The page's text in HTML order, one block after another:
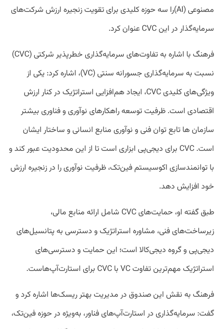
مصنوعی (AI)را سه حوزه کلیدی برای تقویت زنجیره ارزش شرکت‌های
سرمایه‌گذار در این CVC عنوان کرد.
فرهنگ با اشاره به تفاوت‌های سرمایه‌گذاری خطرپذیر شرکتی (CVC)
نسبت به سرمایه‌گذاری جسورانه سنتی (VC)، اشاره کرد: یکی از
ویژگی‌های کلیدی CVC، ایجاد هم‌افزایی استراتژیک در کنار ارزش
اقتصادی است. ظرفیت توسعه راهکارهای نوآوری و فناوری بیشتر
سازمان ها تابع توان فنی و نوآوری منابع انسانی و ساختار ایشان
است. CVC برای دیجی‌پی ابزاری است تا از این محدودیت عبور کند و
با توانمندسازی اکوسیستم فین‌تک، ظرفیت نوآوری را در زنجیره ارزش
خود افزایش دهد.
طبق گفته او، حمایت‌های CVC شامل ارائه منابع مالی،
زیرساخت‌های فنی، مشاوره استراتژیک و دسترسی به پتانسیل‌های
دیجی‌پی و گروه دیجی‌کالا است؛ این حمایت و دسترسی‌های
استراتژیک مهم‌ترین تفاوت VC با CVC برای استارت‌آپ‌هاست.
فرهنگ به نقش این صندوق در مدیریت بهتر ریسک‌ها اشاره کرد و
گفت: سرمایه‌گذاری در استارت‌آپ‌های فناور، به‌ویژه در حوزه فین‌تک،